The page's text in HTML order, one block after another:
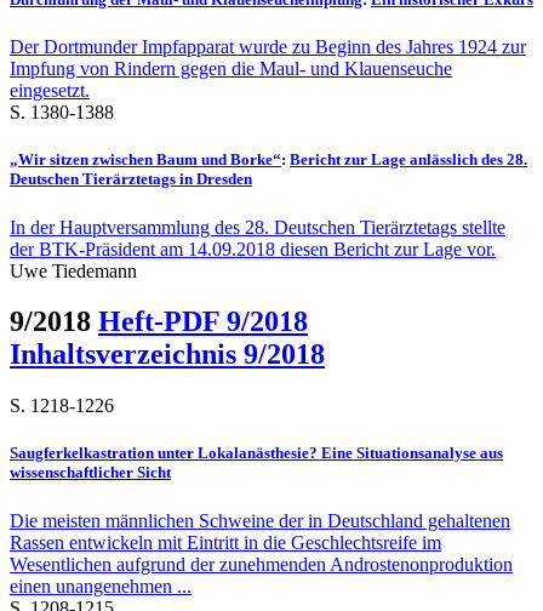
Der Dortmunder Impfapparat wurde zu Beginn des Jahres 1924 zur
Impfung von Rindern gegen die Maul- und Klauenseuche
eingesetzt.
S. 1380-1388
„Wir sitzen zwischen Baum und Borke“: Bericht zur Lage anlässlich des 28.
Deutschen Tierärztetags in Dresden
In der Hauptversammlung des 28. Deutschen Tierärztetags stellte
der BTK-Präsident am 14.09.2018 diesen Bericht zur Lage vor.
Uwe Tiedemann
9/2018 Heft-PDF 9/2018
Inhaltsverzeichnis 9/2018
S. 1218-1226
Saugferkelkastration unter Lokalanästhesie? Eine Situationsanalyse aus
wissenschaftlicher Sicht
Die meisten männlichen Schweine der in Deutschland gehaltenen
Rassen entwickeln mit Eintritt in die Geschlechtsreife im
Wesentlichen aufgrund der zunehmenden Androstenonproduktion
einen unangenehmen ...